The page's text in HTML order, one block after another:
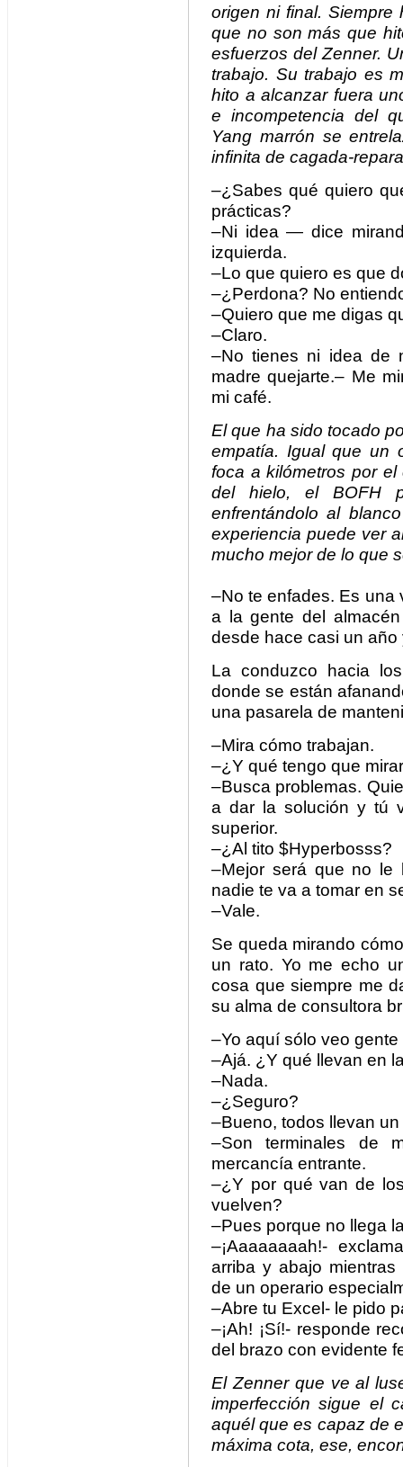
origen ni final.
que no son más que
esfuerzos del Zenner.
trabajo. Su trabajo es
hito a alcanzar fuera
e incompetencia del
Yang marrón se
infinita de cagada-
–¿Sabes qué quiero
prácticas?
–Ni idea — dice
izquierda.
–Lo que quiero es que
–¿Perdona? No
–Quiero que me digas
–Claro.
–No tienes ni idea de
madre quejarte.– Me
mi café.
El que ha sido tocado
empatía. Igual que un
foca a kilómetros por
del hielo, el BOFH
enfrentándolo al
experiencia puede ver
mucho mejor de lo que
–No te enfades. Es una
a la gente del
desde hace casi un
La conduzco hacia
donde se están
una pasarela de
–Mira cómo trabajan.
–¿Y qué tengo que
–Busca problemas.
a dar la solución y tú
superior.
–¿Al tito $Hyperbosss?
–Mejor será que no le
nadie te va a tomar en
–Vale.
Se queda mirando
un rato. Yo me echo
cosa que siempre me
su alma de consultora
–Yo aquí sólo veo
–Ajá. ¿Y qué llevan en
–Nada.
–¿Seguro?
–Bueno, todos llevan
–Son terminales de
mercancía entrante.
–¿Y por qué van de
vuelven?
–Pues porque no llega
–¡Aaaaaaaah!-
arriba y abajo
de un operario
–Abre tu Excel- le pido
–¡Ah! ¡Sí!- responde
del brazo con evidente
El Zenner que ve al
imperfección sigue el
aquél que es capaz de
máxima cota, ese,